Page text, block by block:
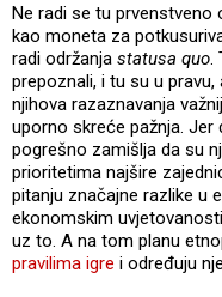
Ne radi se tu prvenstveno
kao moneta za
radi održanja statusa quo.
prepoznali, i tu su u
njihova razaznavanja
uporno skreće pažnja.
pogrešno zamišlja da su
prioritetima najšire
pitanju značajne razlike u
ekonomskim
uz to. A na tom planu
pravilima igre i određuju